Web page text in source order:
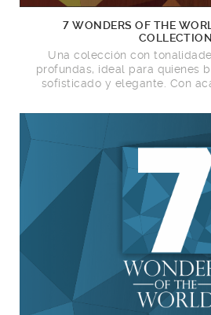
7 WONDERS OF THE
COLLECTION
Una colección con
profundas, ideal para quienes
sofisticado y elegante. Con
refinados, donde cada detalle